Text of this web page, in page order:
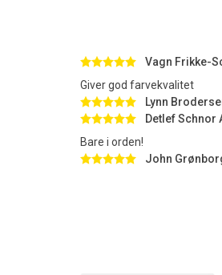
Betygsatt 5 av 5
Vagn Frikke-
Giver god farvekvalitet
Betygsatt 5 av 5
Lynn
Betygsatt 5 av 5
Detlef Schnor
Bare i orden!
Betygsatt 5 av 5
John